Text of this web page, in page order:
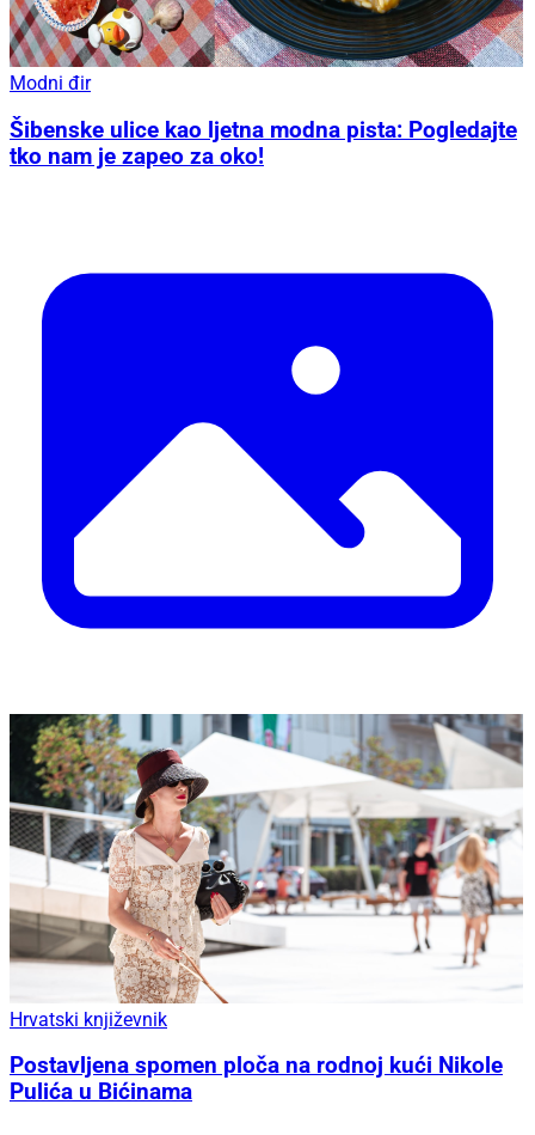
Modni đir
Šibenske ulice kao ljetna modna pista: Pogledajte
tko nam je zapeo za oko!
Hrvatski književnik
Postavljena spomen ploča na rodnoj kući Nikole
Pulića u Bićinama